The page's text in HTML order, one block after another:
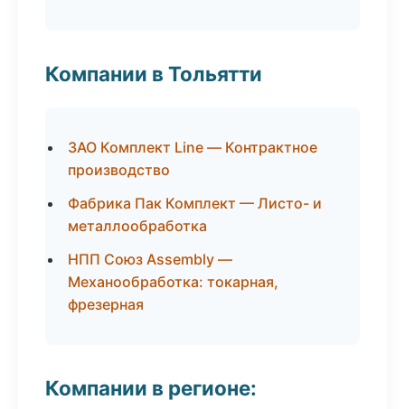
Компании в Тольятти
ЗАО Комплект Line — Контрактное
производство
Фабрика Пак Комплект — Листо- и
металлообработка
НПП Союз Assembly —
Механообработка: токарная,
фрезерная
Компании в регионе: